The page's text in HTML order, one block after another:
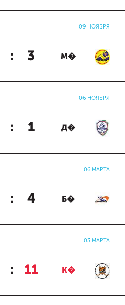
09 НОЯБРЯ
: 3 М�
06 НОЯБРЯ
: 1 Д�
06 МАРТА
: 4 Б�
03 МАРТА
: 11 К�